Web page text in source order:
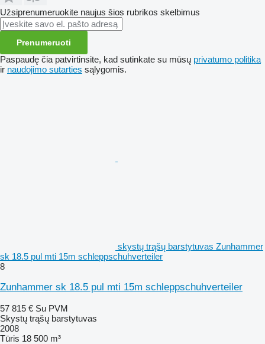
Užsiprenumeruokite naujus šios rubrikos skelbimus
Prenumeruoti
Paspaudę čia patvirtinsite, kad sutinkate su mūsų privatumo politika
ir naudojimo sutarties sąlygomis.
skystų trąšų barstytuvas Zunhammer
sk 18.5 pul mti 15m schleppschuhverteiler
8
Zunhammer sk 18.5 pul mti 15m schleppschuhverteiler
57 815 € Su PVM
Skystų trąšų barstytuvas
2008
Tūris 18 500 m³